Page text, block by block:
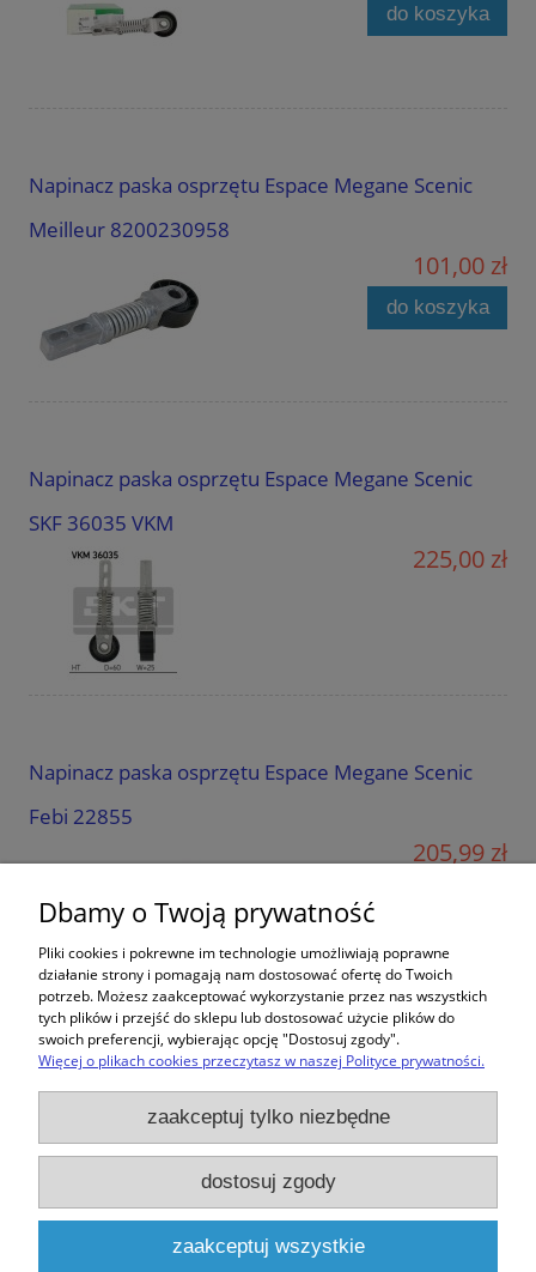
do koszyka
Napinacz paska osprzętu Espace Megane Scenic
Meilleur 8200230958
101,00 zł
do koszyka
Napinacz paska osprzętu Espace Megane Scenic
SKF 36035 VKM
225,00 zł
Napinacz paska osprzętu Espace Megane Scenic
Febi 22855
205,99 zł
Zakupy
Pomoc
Moje konto
Informacje
Dbamy o Twoją prywatność
Pliki cookies i pokrewne im technologie umożliwiają poprawne
działanie strony i pomagają nam dostosować ofertę do Twoich
potrzeb. Możesz zaakceptować wykorzystanie przez nas wszystkich
tych plików i przejść do sklepu lub dostosować użycie plików do
swoich preferencji, wybierając opcję "Dostosuj zgody".
Więcej o plikach cookies przeczytasz w naszej Polityce prywatności.
zaakceptuj tylko niezbędne
dostosuj zgody
zaakceptuj wszystkie